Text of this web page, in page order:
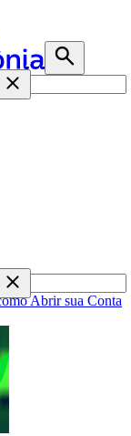
Abrir sua Conta